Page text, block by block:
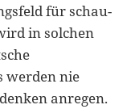
für schau­
in solchen
werden nie
anregen.